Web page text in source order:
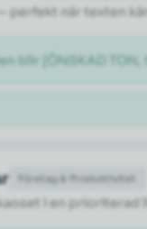
när texten
blir [ÖNSKAD
Företag & Produktivitet
i en